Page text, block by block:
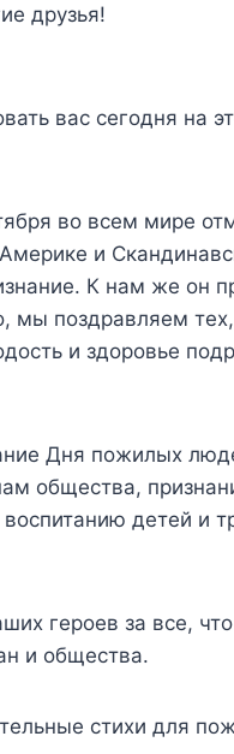
друзья!
вас сегодня на
во всем мире
и
К нам же он
мы поздравляем
и здоровье
Дня пожилых
общества,
детей и
героев за все,
и общества.
стихи для